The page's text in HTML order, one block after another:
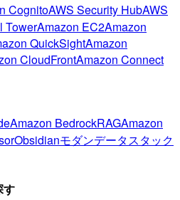
CognitoAWS Security HubAWS
TowerAmazon EC2Amazon
QuickSightAmazon
CloudFrontAmazon Connect
Amazon BedrockRAGAmazon
Obsidianモダンデータスタック
す